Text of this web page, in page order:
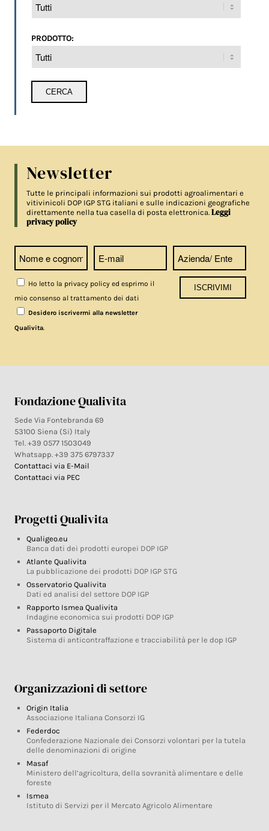
PRODOTTO:
Newsletter
Tutte le principali informazioni sui prodotti agroalimentari e
vitivinicoli DOP IGP STG italiani e sulle indicazioni geografiche
direttamente nella tua casella di posta elettronica.Leggi
privacy policy
Ho letto la privacy policy ed esprimo il
mio consenso al trattamento dei dati
Desidero iscrivermi alla newsletter
Qualivita.
Fondazione Qualivita
Sede Via Fontebranda 69
53100 Siena (Si) Italy
Tel. +39 0577 1503049
Whatsapp. +39 375 6797337
Contattaci via E-Mail
Contattaci via PEC
Progetti Qualivita
Qualigeo.eu
Banca dati dei prodotti europei DOP IGP
Atlante Qualivita
La pubblicazione dei prodotti DOP IGP STG
Osservatorio Qualivita
Dati ed analisi del settore DOP IGP
Rapporto Ismea Qualivita
Indagine economica sui prodotti DOP IGP
Passaporto Digitale
Sistema di anticontraffazione e tracciabilità per le dop IGP
Organizzazioni di settore
Origin Italia
Associazione Italiana Consorzi IG
Federdoc
Confederazione Nazionale dei Consorzi volontari per la tutela
delle denominazioni di origine
Masaf
Ministero dell’agricoltura, della sovranità alimentare e delle
foreste
Ismea
Istituto di Servizi per il Mercato Agricolo Alimentare